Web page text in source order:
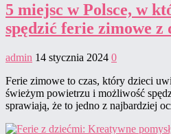
5 miejsc w Polsce, w
spędzić ferie zimowe z
admin 14 stycznia 2024 0
Ferie zimowe to czas, który dzieci
świeżym powietrzu i możliwość
sprawiają, że to jedno z najbardziej